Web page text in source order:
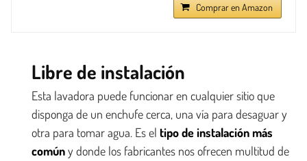
Comprar en Amazon
Libre de instalación
Esta lavadora puede funcionar en cualquier sitio que
disponga de un enchufe cerca, una vía para desaguar y
otra para tomar agua. Es el tipo de instalación más
comúny donde los fabricantes nos ofrecen multitud de